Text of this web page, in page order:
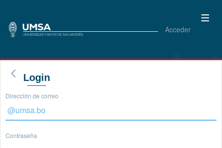
Acceder
Login
Dirección de correo
Contraseña